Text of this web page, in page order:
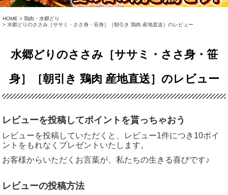
HOME
鶏肉・水郷どり
水郷どりのささみ［ササミ・ささ身・笹身］［朝引き 鶏肉 産地直送］のレビュー
水郷どりのささみ［ササミ・ささ身・笹
身］［朝引き 鶏肉 産地直送］のレビュー
レビューを投稿してポイントを貰っちゃおう
レビューを投稿していただくと、レビュー1件につき10ポイ
ントをもれなくプレゼントいたします。
お客様からいただくお言葉が、私たちの生きる喜びです♪
レビューの投稿方法